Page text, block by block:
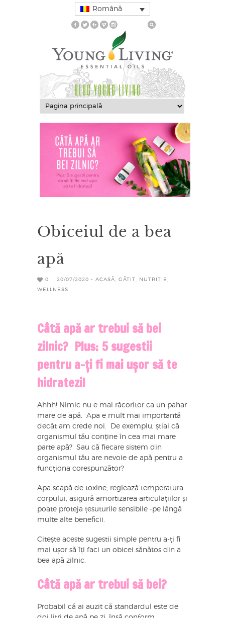
Română
BLOG YOUNG LIVING
Obiceiul de a bea
apă
0 20/07/2020 - ACASĂ GĂTIT NUTRIȚIE
WELLNESS
Câtă apă ar trebui să bei
zilnic? Plus: 5 sugestii
pentru a-ți fi mai ușor să te
hidratezi!
Ahhh! Nimic nu e mai răcoritor ca un pahar
mare de apă. Apa e mult mai importantă
decât am crede noi. De exemplu, știai că
organismul tău conține în cea mai mare
parte apă? Sau că fiecare sistem din
organismul tău are nevoie de apă pentru a
funcționa corespunzător?
Apa scapă de toxine, reglează temperatura
corpului, asigură amortizarea articulațiilor și
poate proteja țesuturile sensibile -pe lângă
multe alte beneficii.
Citește aceste sugestii simple pentru a-ți fi
mai ușor să îți faci un obicei sănătos din a
bea apă zilnic.
Câtă apă ar trebui să bei?
Probabil că ai auzit că standardul este de